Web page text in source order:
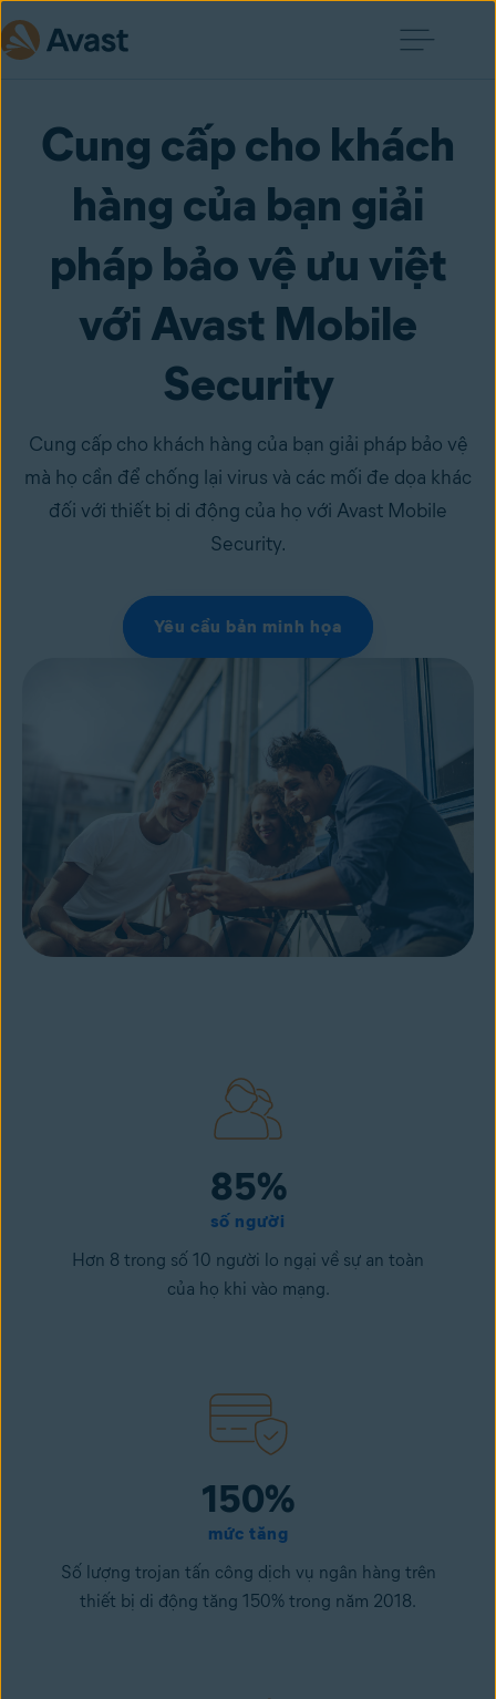
Cung cấp cho khách
hàng của bạn giải
pháp bảo vệ ưu việt
với Avast Mobile
Security
Cung cấp cho khách hàng của bạn giải pháp bảo vệ
mà họ cần để chống lại virus và các mối đe dọa khác
đối với thiết bị di động của họ với Avast Mobile
Security.
Yêu cầu bản minh họa
85%
số người
Hơn 8 trong số 10 người lo ngại về sự an toàn
của họ khi vào mạng.
150%
mức tăng
Số lượng trojan tấn công dịch vụ ngân hàng trên
thiết bị di động tăng 150% trong năm 2018.